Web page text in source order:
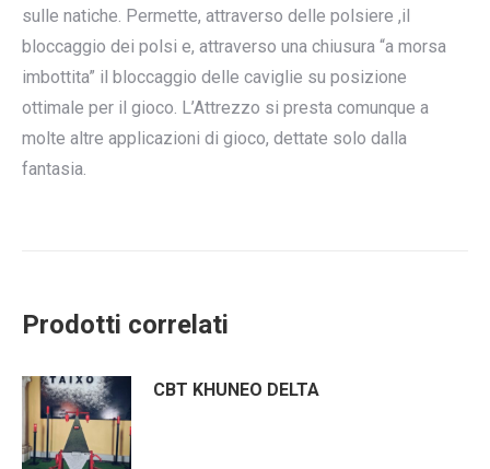
sulle natiche. Permette, attraverso delle polsiere ,il
bloccaggio dei polsi e, attraverso una chiusura “a morsa
imbottita” il bloccaggio delle caviglie su posizione
ottimale per il gioco. L’Attrezzo si presta comunque a
molte altre applicazioni di gioco, dettate solo dalla
fantasia.
Prodotti correlati
CBT KHUNEO DELTA